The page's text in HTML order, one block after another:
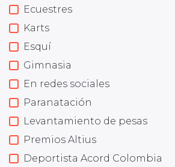
Ecuestres
Karts
Esquí
Gimnasia
En redes sociales
Paranatación
Levantamiento de pesas
Premios Altius
Deportista Acord Colombia